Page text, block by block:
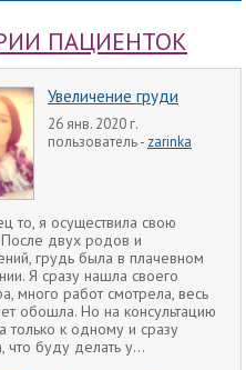
ПАЦИЕНТОК
Увеличение груди
26 янв. 2020 г.
пользователь - zarinka
то, я осуществила свою
После двух родов и
грудь была в плачевном
Я сразу нашла своего
много работ смотрела, весь
обошла. Но на консультацию
только к одному и сразу
что буду делать у...